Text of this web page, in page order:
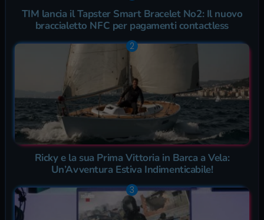
TIM lancia il Tapster Smart Bracelet No2: Il nuovo
braccialetto NFC per pagamenti contactless
Ricky e la sua Prima Vittoria in Barca a Vela:
Un’Avventura Estiva Indimenticabile!